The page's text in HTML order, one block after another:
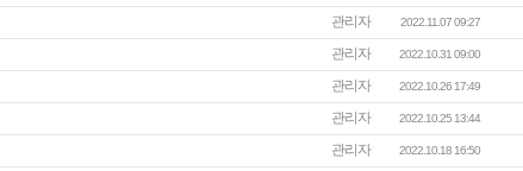
관리자 2022.11.07 09:27
관리자 2022.10.31 09:00
관리자 2022.10.26 17:49
관리자 2022.10.25 13:44
관리자 2022.10.18 16:50